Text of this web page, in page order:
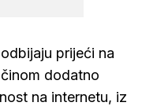
prijeći na
dodatno
na internetu, iz